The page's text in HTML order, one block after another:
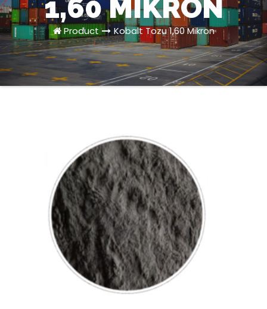
1,60 MIKRON
Product Kobalt Tozu 1,60 Mikron